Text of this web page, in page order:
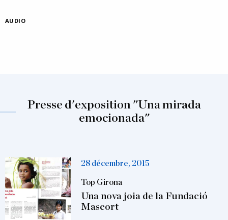
AUDIO
Presse d'exposition "Una mirada
emocionada"
28 décembre, 2015
Top Girona
Una nova joia de la Fundació
Mascort